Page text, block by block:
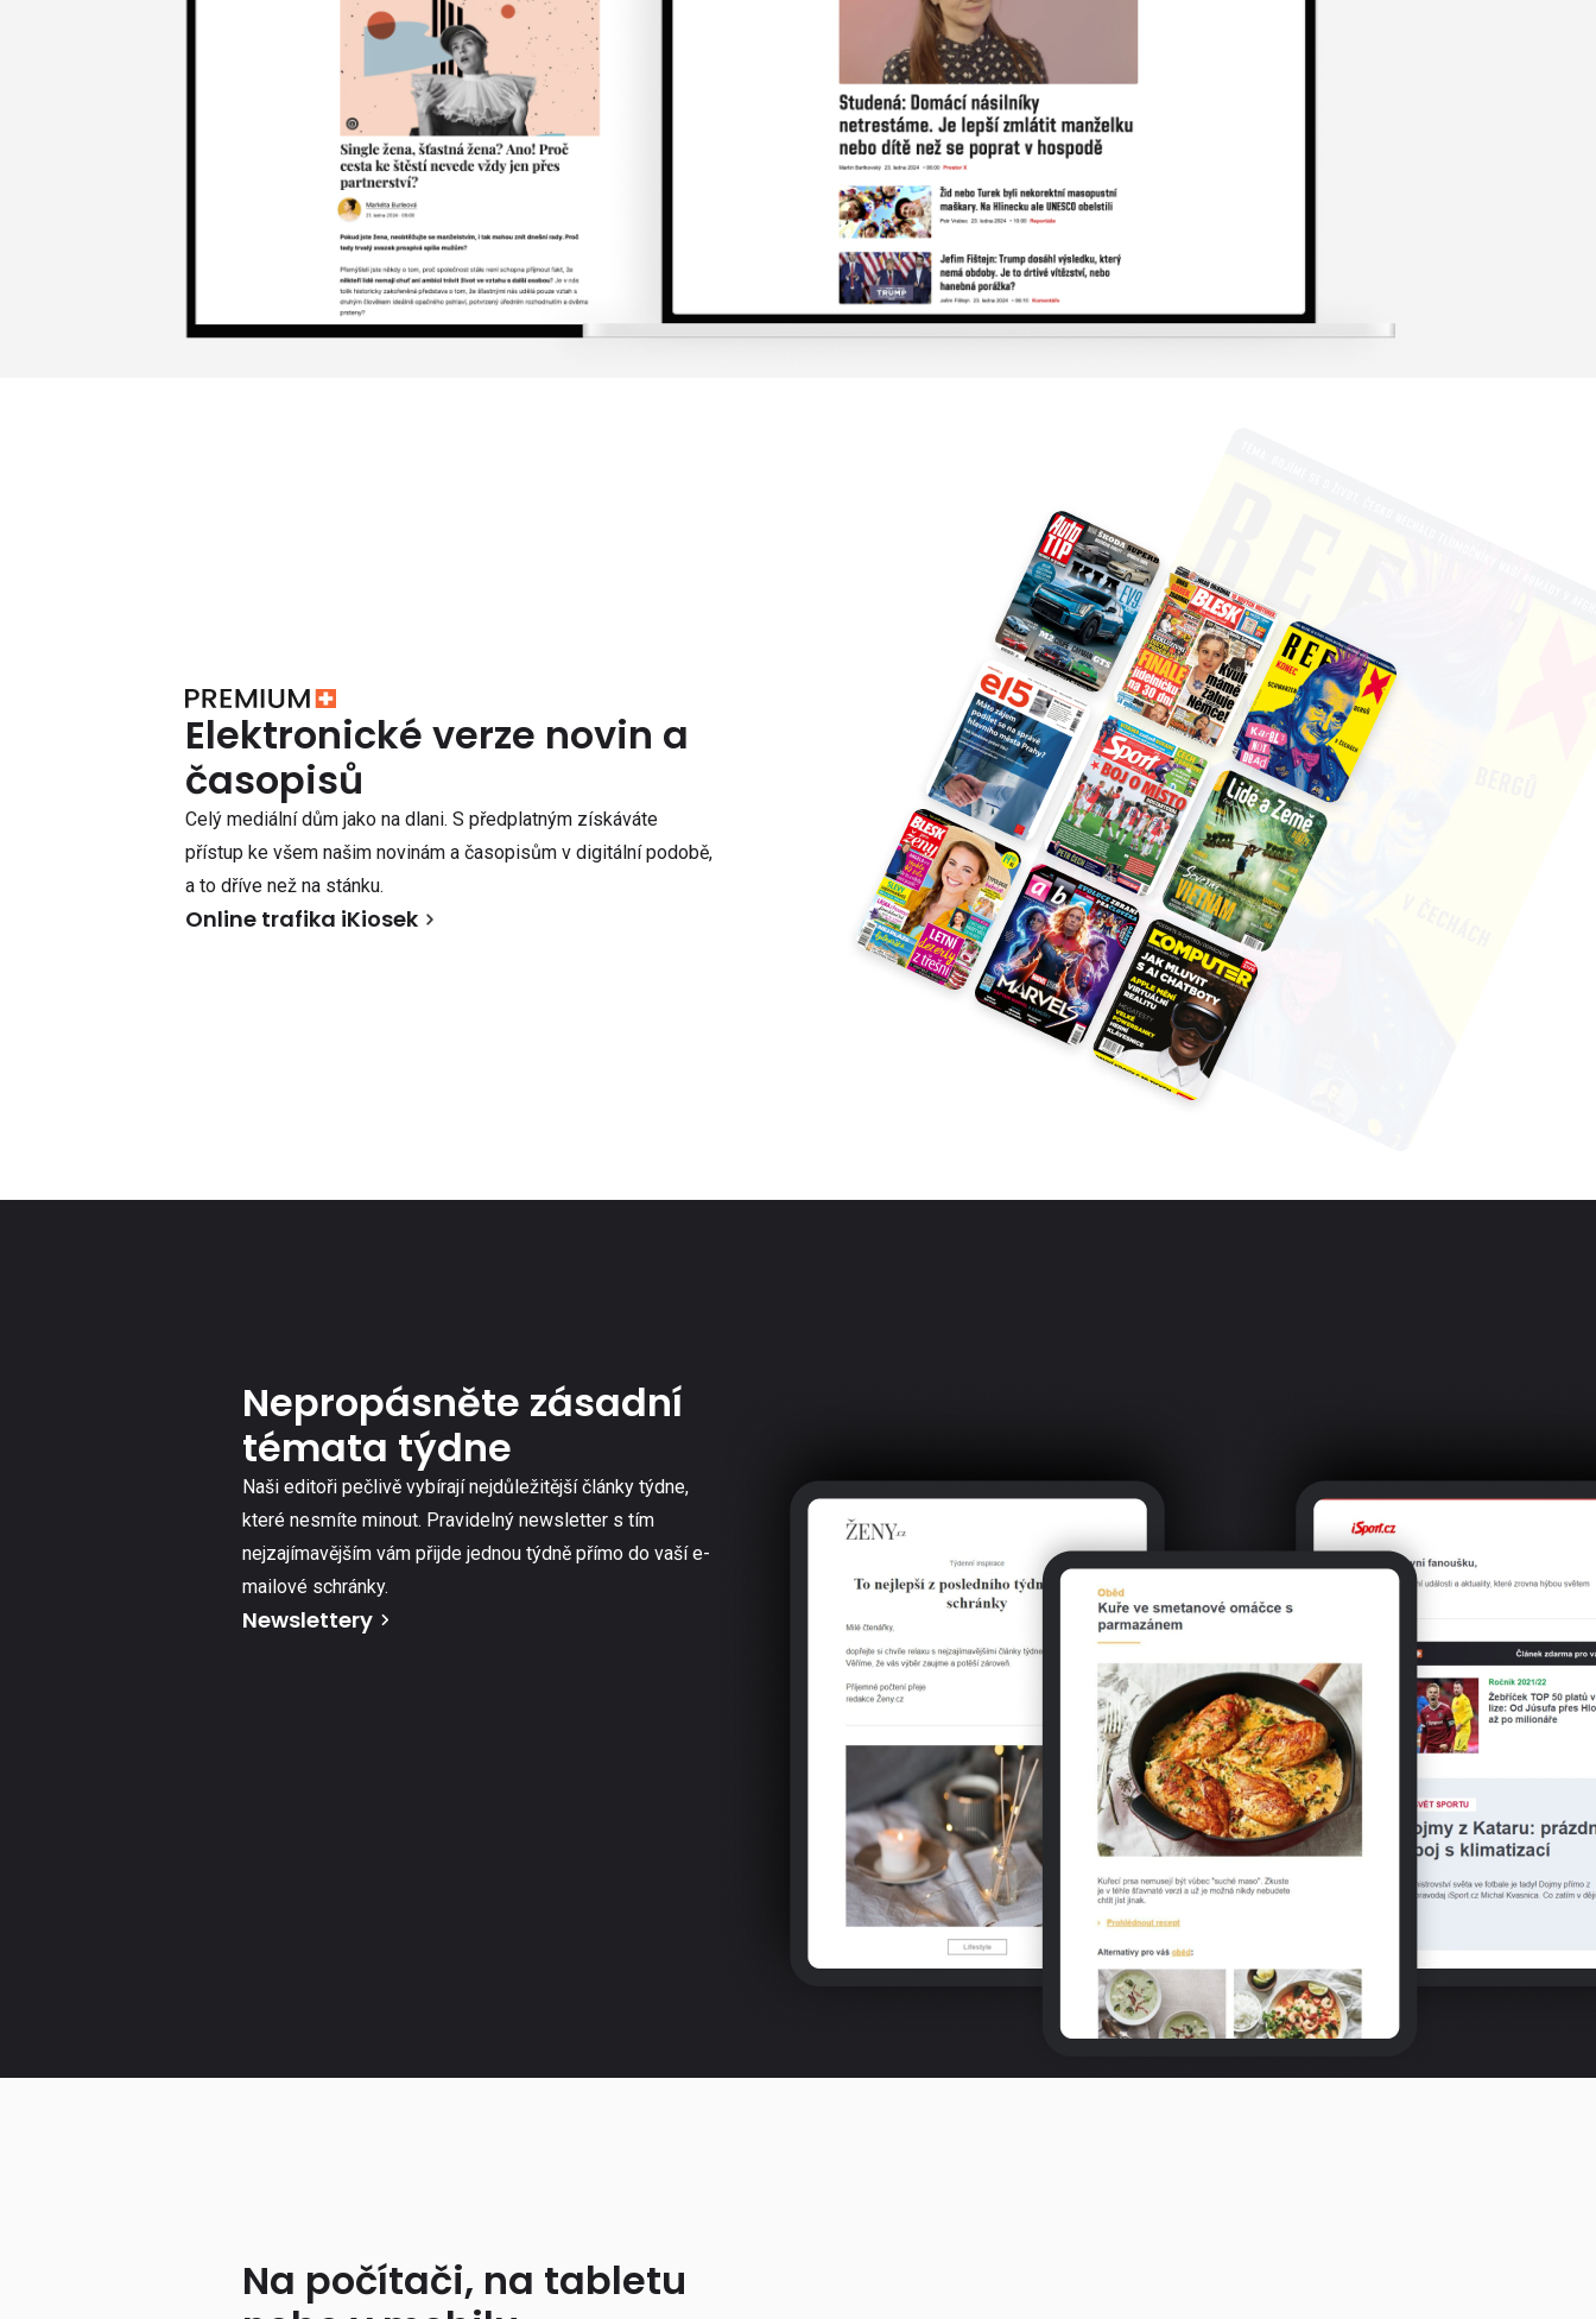
Elektronické verze novin a
časopisů
Celý mediální dům jako na dlani. S předplatným získáváte
přístup ke všem našim novinám a časopisům v digitální podobě,
a to dříve než na stánku.
Online trafika iKiosek
Nepropásněte zásadní
témata týdne
Naši editoři pečlivě vybírají nejdůležitější články týdne,
které nesmíte minout. Pravidelný newsletter s tím
nejzajímavějším vám přijde jednou týdně přímo do vaší e-
mailové schránky.
Newslettery
Na počítači, na tabletu